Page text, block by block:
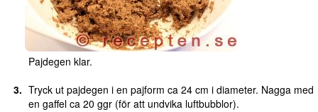
Pajdegen klar.
Tryck ut pajdegen i en pajform ca 24 cm i diameter. Nagga med
en gaffel ca 20 ggr (för att undvika luftbubblor).